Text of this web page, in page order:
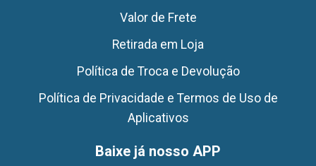
Valor de Frete
Retirada em Loja
Política de Troca e Devolução
Política de Privacidade e Termos de Uso de
Aplicativos
Baixe já nosso APP